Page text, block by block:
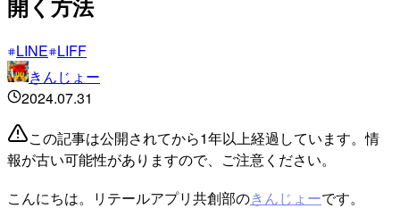
LINE LIFF
きんじょー
2024.07.31
この記事は公開されてから1年以上経過しています。情
報が古い可能性がありますので、ご注意ください。
こんにちは。リテールアプリ共創部のきんじょーです。